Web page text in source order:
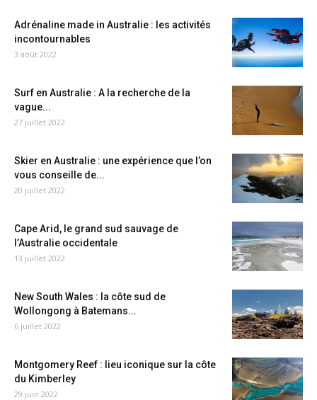
Adrénaline made in Australie : les activités
incontournables
3 août 2022
Surf en Australie : A la recherche de la
vague...
27 juillet 2022
Skier en Australie : une expérience que l’on
vous conseille de...
20 juillet 2022
Cape Arid, le grand sud sauvage de
l’Australie occidentale
13 juillet 2022
New South Wales : la côte sud de
Wollongong à Batemans...
6 juillet 2022
Montgomery Reef : lieu iconique sur la côte
du Kimberley
29 juin 2022